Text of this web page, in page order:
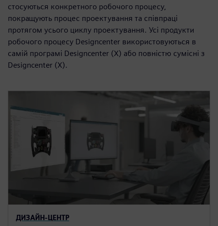
стосуються конкретного робочого процесу,
покращують процес проектування та співпраці
протягом усього циклу проектування. Усі продукти
робочого процесу Designcenter використовуються в
самій програмі Designcenter (X) або повністю сумісні з
Designcenter (X).
ДИЗАЙН-ЦЕНТР